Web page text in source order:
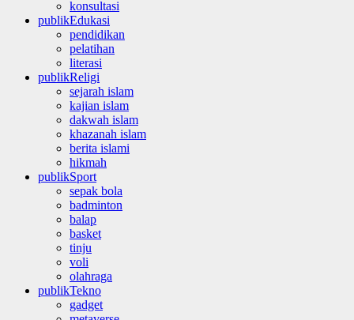
konsultasi
publikEdukasi
pendidikan
pelatihan
literasi
publikReligi
sejarah islam
kajian islam
dakwah islam
khazanah islam
berita islami
hikmah
publikSport
sepak bola
badminton
balap
basket
tinju
voli
olahraga
publikTekno
gadget